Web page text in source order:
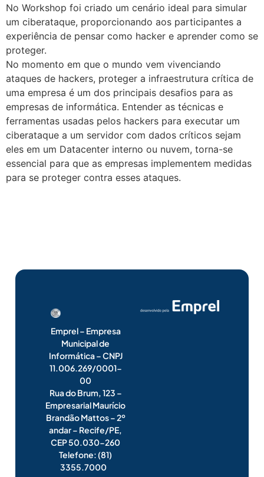
No Workshop foi criado um cenário ideal para simular
um ciberataque, proporcionando aos participantes a
experiência de pensar como hacker e aprender como se
proteger.
No momento em que o mundo vem vivenciando
ataques de hackers, proteger a infraestrutura crítica de
uma empresa é um dos principais desafios para as
empresas de informática. Entender as técnicas e
ferramentas usadas pelos hackers para executar um
ciberataque a um servidor com dados críticos sejam
eles em um Datacenter interno ou nuvem, torna-se
essencial para que as empresas implementem medidas
para se proteger contra esses ataques.
Emprel – Empresa
Municipal de
Informática – CNPJ
11.006.269/0001-
00
Rua do Brum, 123 –
Empresarial Maurício
Brandão Mattos – 2º
andar – Recife/PE,
CEP 50.030-260
Telefone: (81)
3355.7000